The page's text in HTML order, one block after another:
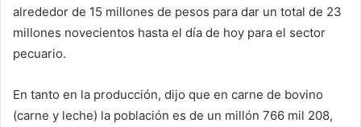
alrededor de 15 millones de pesos para dar un total de 23
millones novecientos hasta el día de hoy para el sector
pecuario.
En tanto en la producción, dijo que en carne de bovino
(carne y leche) la población es de un millón 766 mil 208,